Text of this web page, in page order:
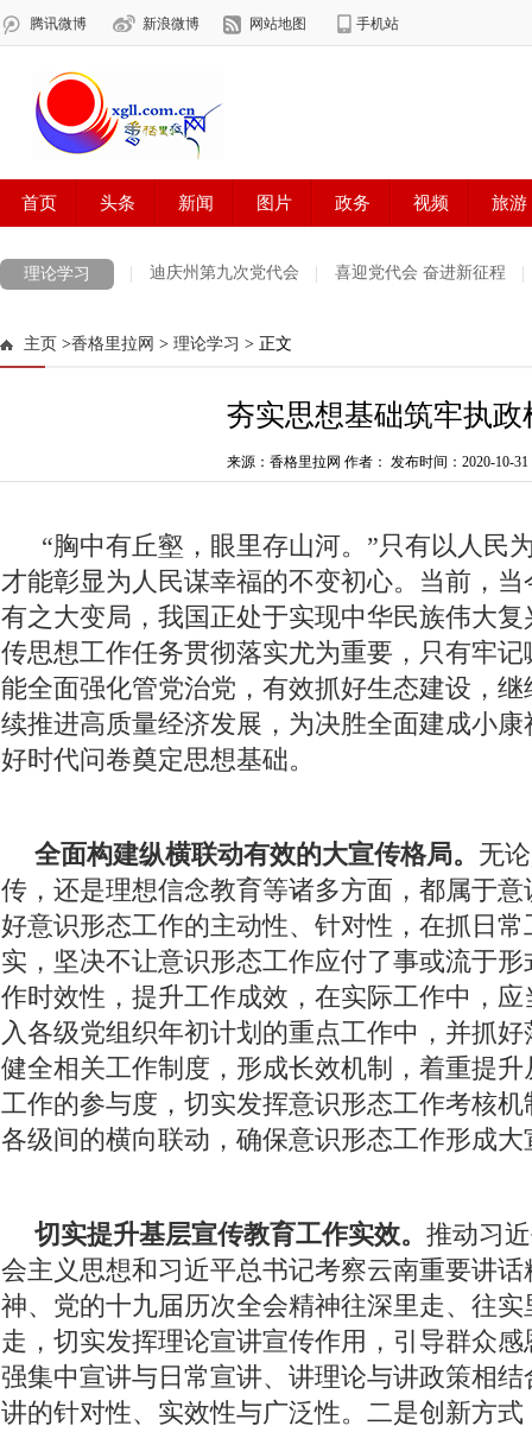
理论学习 迪庆州第九次党代会 喜迎党代会 奋进新征程
最美新时代革命军人
涉历史虚无主义有害信息举报专区 党徽闪耀在迪庆高原 第二届“
创建生态文明示范州 展望十四五开
学习贯彻党的十九届四中全会精神 “不忘初心 牢记使命”主题教育
纪念西藏民主改革60周年 开展扫黑除恶 建设善美云南 追梦火焰
“庆祝中华人民共和国成立70周年”优秀歌曲 坚持扫黄打非 2019
坚决打赢脱贫攻坚战 绿水青山就是金山银山 壮阔东方潮 奋进新
美丽中国长江行——共舞长江经济带·生态篇
学习贯彻党的十九大精神 党的十九大 不忘初心继续前进 迪
环境保护督察“回头看”整改专栏 习近平：绿水青山就是金山银山
中国共产党云南省第十次代表大会 “聚焦中央经济工作会议”“治国理
迪庆州第八次党代会 精准扶贫 中国共产党成立95周年 森
媒体眼中的斯那定珠 “两学一做”与党章党规“进党校、进课堂、进媒
理论学习 这三年 全面开展法治宣传教育 夯实依法治州工作基础
迪庆首届手机图片微视频大赛 西藏成立50周年 纪念抗战胜利70
三县一区 云南强基惠农 烟草 2014民运会 2014赛马节
党风廉政 独克宗古城火灾 十八届三中全会 迪祖言 香格
厉行节约 俭约云南主题教育宣传 喜迎十八大 四群教育活动专题
学习贯彻七一重要讲话精神 州第七次党代会 两会专题 奥运
2018年国家网络安全宣传周 首届中国国际进口博览会 2020网络
主页 >香格里拉网 > 理论学习 > 正文
夯实思想基础筑牢执政
来源：香格里拉网 作者： 发布时间：2020-10-31
“胸中有丘壑，眼里存山河。”只有以人民
才能彰显为人民谋幸福的不变初心。当前，
有之大变局，我国正处于实现中华民族伟大
传思想工作任务贯彻落实尤为重要，只有牢
能全面强化管党治党，有效抓好生态建设，
续推进高质量经济发展，为决胜全面建成小
好时代问卷奠定思想基础。
全面构建纵横联动有效的大宣传格局。 无
传，还是理想信念教育等诸多方面，都属于
好意识形态工作的主动性、针对性，在抓日
实，坚决不让意识形态工作应付了事或流于
作时效性，提升工作成效，在实际工作中，
入各级党组织年初计划的重点工作中，并抓
健全相关工作制度，形成长效机制，着重提
工作的参与度，切实发挥意识形态工作考核
各级间的横向联动，确保意识形态工作形成大
切实提升基层宣传教育工作实效。 推动习
会主义思想和习近平总书记考察云南重要讲
神、党的十九届历次全会精神往深里走、往
走，切实发挥理论宣讲宣传作用，引导群众
强集中宣讲与日常宣讲、讲理论与讲政策相
讲的针对性、实效性与广泛性。二是创新方